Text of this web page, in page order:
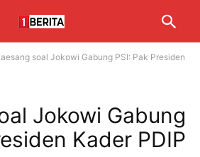
soal Jokowi Gabung PSI: Pak Presiden
Jokowi Gabung
Kader PDIP